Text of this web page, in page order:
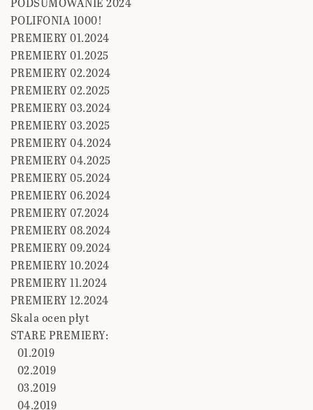
POLIFONIA 1000!
PREMIERY 01.2024
PREMIERY 01.2025
PREMIERY 02.2024
PREMIERY 02.2025
PREMIERY 03.2024
PREMIERY 03.2025
PREMIERY 04.2024
PREMIERY 04.2025
PREMIERY 05.2024
PREMIERY 06.2024
PREMIERY 07.2024
PREMIERY 08.2024
PREMIERY 09.2024
PREMIERY 10.2024
PREMIERY 11.2024
PREMIERY 12.2024
Skala ocen płyt
STARE PREMIERY:
01.2019
02.2019
03.2019
04.2019